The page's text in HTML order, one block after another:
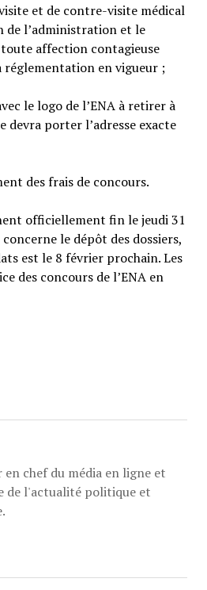
et de contre-visite médical
de l’administration et le
affection contagieuse
réglementation en vigueur ;
le logo de l’ENA à retirer à
devra porter l’adresse exacte
des frais de concours.
officiellement fin le jeudi 31
le dépôt des dossiers,
est le 8 février prochain. Les
des concours de l’ENA en
en chef du média en ligne et
de l'actualité politique et